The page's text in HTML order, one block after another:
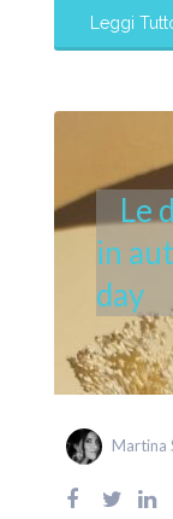
Leggi
Le
in
day
Martina